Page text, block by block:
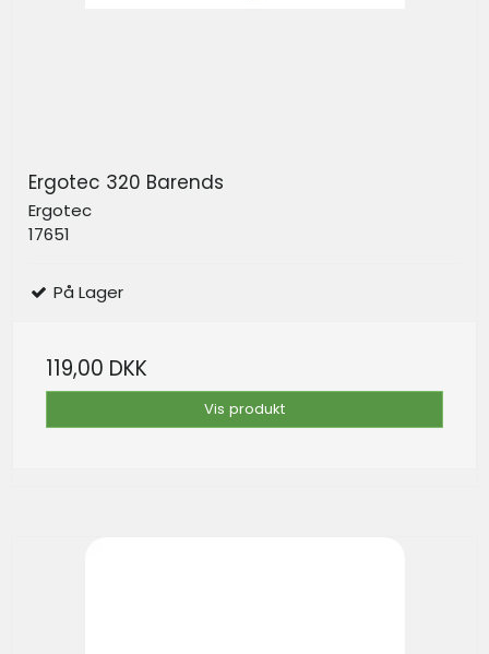
Ergotec 320 Barends
Ergotec
17651
På Lager
119,00 DKK
Vis produkt